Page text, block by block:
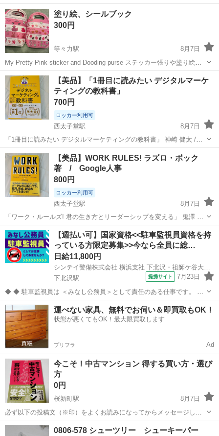
ので、是非ご覧ください。 学研の「原色学習図解百科 第9巻 楽しい音
楽と鑑賞」の付録セット（レコード6枚組）40年以上前の貴重なヴィン
テージ品として需要があり...
東京 世田谷区 宮の坂駅 その他
塗り絵、シールブック
300円
等々力駅
8月7日
My Pretty Pink sticker and Dooding purse ステッカー張りや塗り絵ブ
ックの洋書です。 シールなんか使用済みで、1箇所切れている箇所が
あります。 塗り絵も1箇所塗ってあります。 シールも付...
東京 世田谷区 等々力駅 その他
【美品】「1冊目に読みたい デジタルマーケ
ティングの教科書」
700円
ロッカー利用可
西太子堂駅
8月7日
「1冊目に読みたい デジタルマーケティングの教科書」 神崎 健太 /
佐々木 塁 / 橋本 俊哉 / 高橋 栞 定価: ￥ 1500 一度読んだだけの綺麗な
本です。 受け渡しは「サミットストア 代沢十字路店」の前あたり
で...
東京 世田谷区 西太子堂駅
【美品】WORK RULES! ラズロ・ボック
著 / Google人事
800円
ロッカー利用可
西太子堂駅
8月7日
「ワーク・ルールズ! 君の生き方とリーダーシップを変える」 鬼澤 忍
/ 矢羽野 薫 / ラズロ・ボック 定価: ￥ 1980 1度読んだだけの綺麗な本
です。 Googleや人事に関心のある方、ぜひ。 受け渡しは世田谷区...
東京 世田谷区 西太子堂駅 ビジネス、経済
【週払い可】国家資格<<駐車監視員資格を持
っている方限定募集>>今なら全員に総…
日給11,800円
シンテイ警備株式会社 横浜支社 下北沢・祖師ケ谷大蔵・明大前(6)エリア/A3203200105
下北沢駅
提携サイト 7月23日
◆ ◆ 駐車監視員は ＜みなし公務員＞として責任のある仕事です。 警
察から委託を受けております。
・・・・・・・・・・・・・・・・・・・・・・・・・・ ≫≫ 駐車
監視員の資格を持っている方限定の募集です！ ￣￣￣￣￣...
東京 世田谷区 下北沢駅 警備員
運べない家具、無料でお伺い＆即買取もOK！
状態が悪くてもOK！最大限買取します
プリフラ Ad
今こそ！中古マンション 得する買い方・選び
方
0円
桜新町駅
8月7日
必ず以下の投稿文（※印）をよくお読みになってからメッセージして
ください。 ・今こそ！中古マンション 得する買い方・選び方 ※当方
の有料の出品物を複数まとめてたくさん購入してくれる方は優先いた
東京 世田谷区 ビジネス、経済 有料
0806-578 シューツリー シューキーパー